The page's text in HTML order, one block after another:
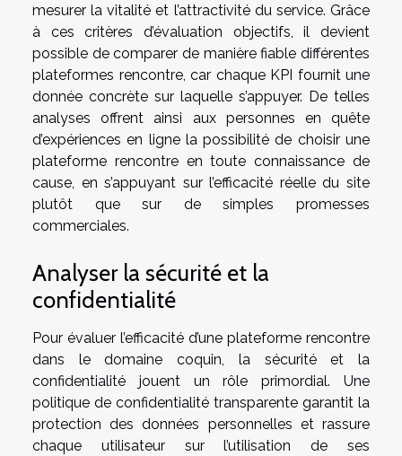
mesurer la vitalité et l’attractivité du service. Grâce
à ces critères d’évaluation objectifs, il devient
possible de comparer de manière fiable différentes
plateformes rencontre, car chaque KPI fournit une
donnée concrète sur laquelle s’appuyer. De telles
analyses offrent ainsi aux personnes en quête
d’expériences en ligne la possibilité de choisir une
plateforme rencontre en toute connaissance de
cause, en s’appuyant sur l’efficacité réelle du site
plutôt que sur de simples promesses
commerciales.
Analyser la sécurité et la
confidentialité
Pour évaluer l’efficacité d’une plateforme rencontre
dans le domaine coquin, la sécurité et la
confidentialité jouent un rôle primordial. Une
politique de confidentialité transparente garantit la
protection des données personnelles et rassure
chaque utilisateur sur l’utilisation de ses